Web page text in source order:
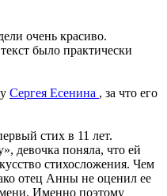
очень красиво.
было практически
Сергея Есенина , за что его
стих в 11 лет.
девочка поняла, что ей
стихосложения. Чем
отец Анны не оценил ее
Именно поэтому